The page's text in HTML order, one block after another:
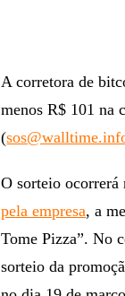
A corretora de
menos R$ 101 na
(
O sorteio
pela empresa, a
Tome Pizza​”. No
sorteio da